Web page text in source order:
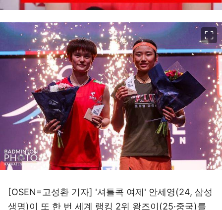
[OSEN=고성환 기자] '셔틀콕 여제' 안세영(24, 삼성
생명)이 또 한 번 세계 랭킹 2위 왕즈이(25·중국)를